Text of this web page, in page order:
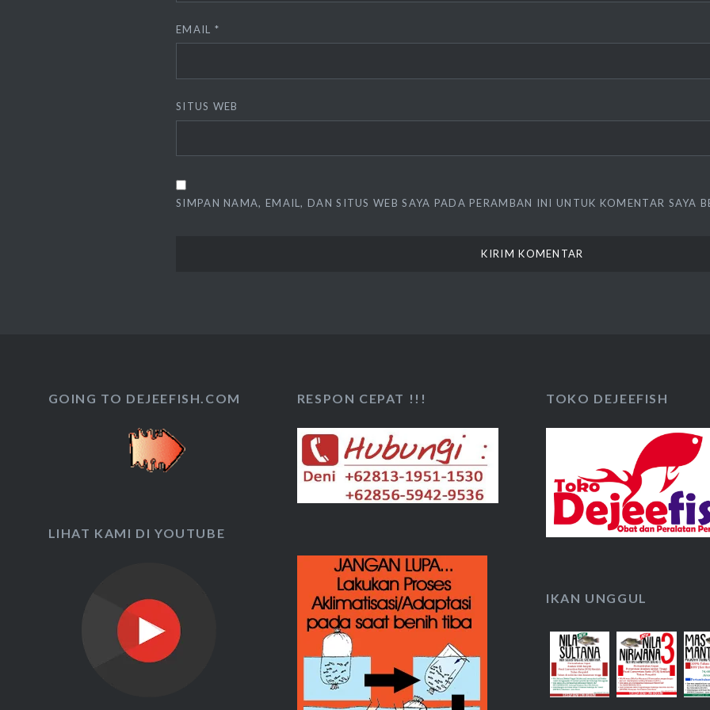
EMAIL *
SITUS WEB
SIMPAN NAMA, EMAIL, DAN SITUS WEB SAYA PADA PERAMBAN INI UNTUK KOMENTAR SAYA
GOING TO DEJEEFISH.COM RESPON CEPAT !!! TOKO DEJEEFISH
LIHAT KAMI DI YOUTUBE
IKAN UNGGUL